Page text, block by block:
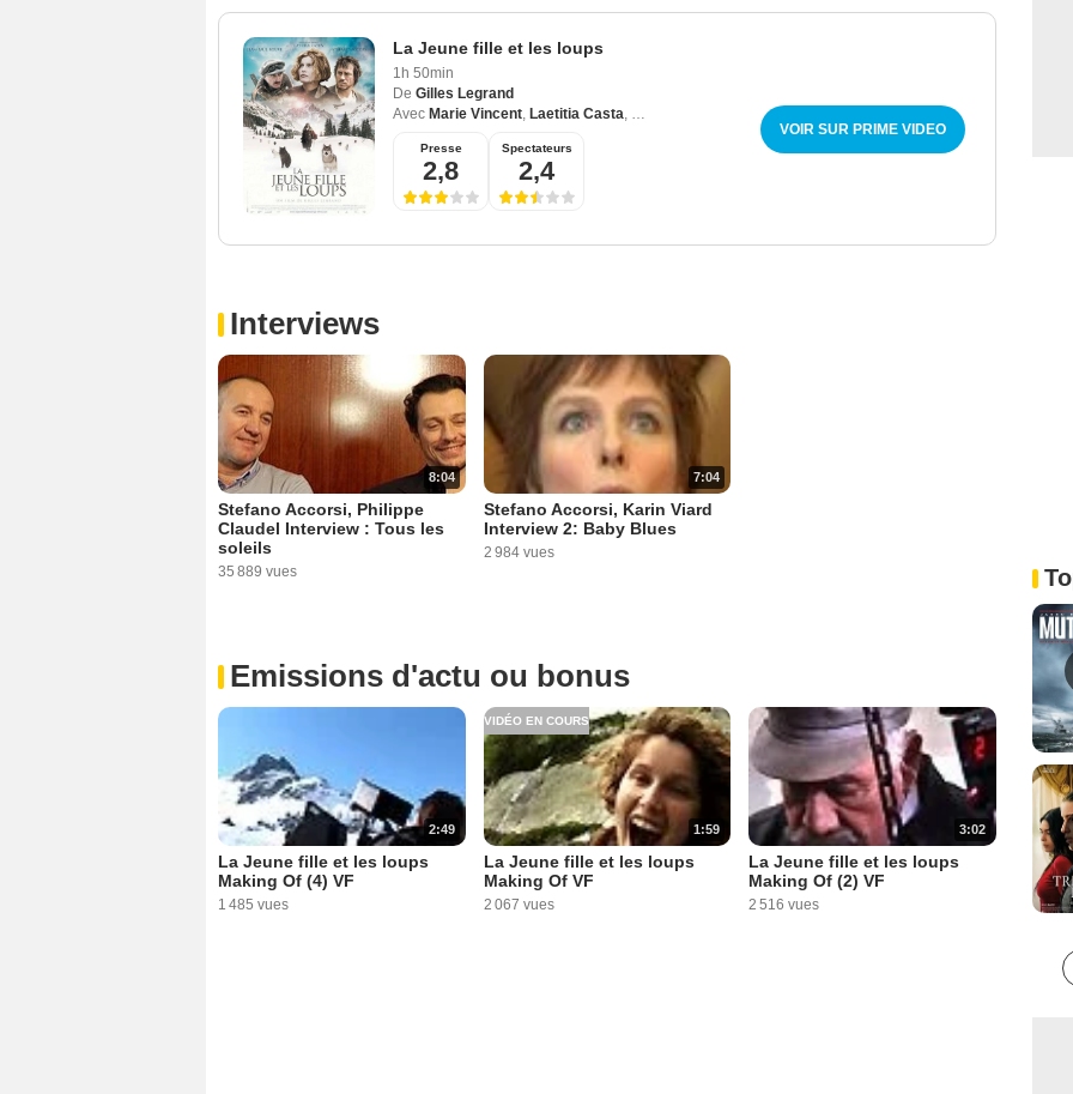
La Jeune fille et les loups
1h 50min
De Gilles Legrand
Avec Marie Vincent, Laetitia Casta, Stefano Accorsi
Presse
2,8
Spectateurs
2,4
VOIR SUR PRIME VIDEO
Interviews
8:04
Stefano Accorsi, Philippe
Claudel Interview : Tous les
soleils
35 889 vues
7:04
Stefano Accorsi, Karin Viard
Interview 2: Baby Blues
2 984 vues
Emissions d'actu ou bonus
2:49
La Jeune fille et les loups
Making Of (4) VF
1 485 vues
1:59
VIDÉO EN COURS
La Jeune fille et les loups
Making Of VF
2 067 vues
3:02
La Jeune fille et les loups
Making Of (2) VF
2 516 vues